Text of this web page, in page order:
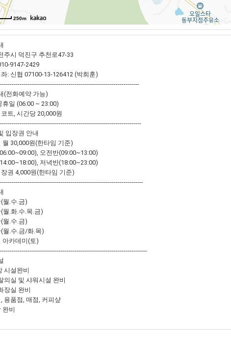
250m
주시 덕진구 추천로47-33
9147-2429
: 신협 07100-13-126412 (박희훈)
(전화예약 가능)
휴일 (06:00 ~ 23:00)
트, 시간당 20,000원
입장권 안내
월 30,000원(한타임 기준)
오전반(09:00~13:00)
저녁반(18:00~23:00)
권 4,000원(한타임 기준)
월.수.금)
월.화.수.목.금)
월.수.금)
월.수.금/화.목)
아카데미(토)
시설완비
의실 및 샤워시설 완비
장실 완비
용품점, 매점, 커피샾
완비